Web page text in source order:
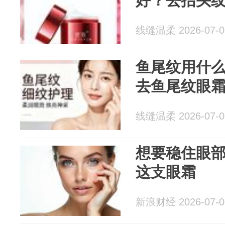
线缝温柔 2026-07-
鱼尾纹用什
去鱼尾纹眼
线缝温柔 2026-07-
想要稳住眼
这支眼霜
新浪财经 2026-07-